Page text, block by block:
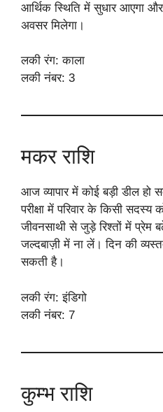
आर्थिक स्थिति में सुधार आएगा
अवसर मिलेगा।
लकी रंग: काला
लकी नंबर: 3
मकर राशि
आज व्यापार में कोई बड़ी डील हो
परीक्षा में परिवार के किसी
जीवनसाथी से जुड़े रिश्तों में प्रेम
जल्दबाज़ी में ना लें। दिन की
सकती है।
लकी रंग: इंडिगो
लकी नंबर: 7
कुम्भ राशि